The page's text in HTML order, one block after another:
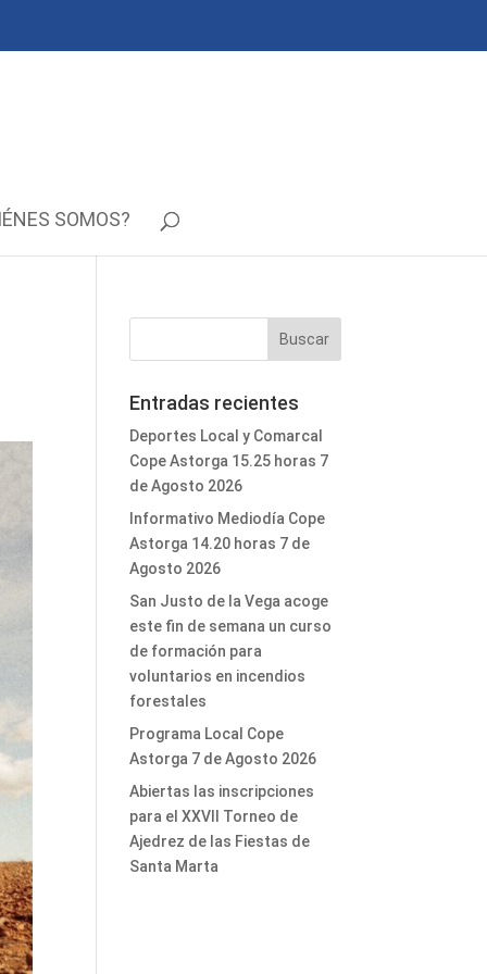
SOMOS?
Entradas recientes
Deportes Local y Comarcal
Cope Astorga 15.25 horas 7
de Agosto 2026
Informativo Mediodía Cope
Astorga 14.20 horas 7 de
Agosto 2026
San Justo de la Vega acoge
este fin de semana un curso
de formación para
voluntarios en incendios
forestales
Programa Local Cope
Astorga 7 de Agosto 2026
Abiertas las inscripciones
para el XXVII Torneo de
Ajedrez de las Fiestas de
Santa Marta